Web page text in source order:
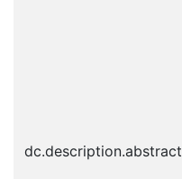
dc.description.abstract